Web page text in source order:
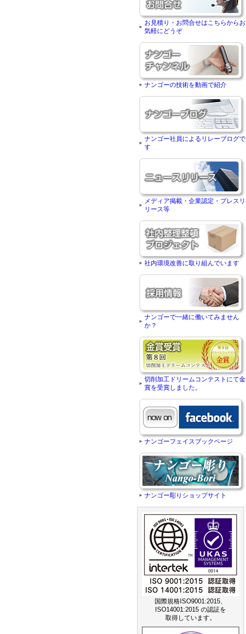
お見積り・お問合せはこちらからお
気軽にどうぞ
ナンゴーの技術を動画で紹介
ナンゴー社員によるリレーブログで
す
メディア掲載・企業認定・プレスリ
リース等
社内環境改善に取り組んでいます
ナンゴーで一緒に働いてみません
か？
切削加工ドリームコンテストにて金
賞を受賞しました。
ナンゴーフェイスブックページ
ナンゴー彫りショップサイト
国際規格ISO9001:2015、
ISO14001:2015 の認証を
取得しています。